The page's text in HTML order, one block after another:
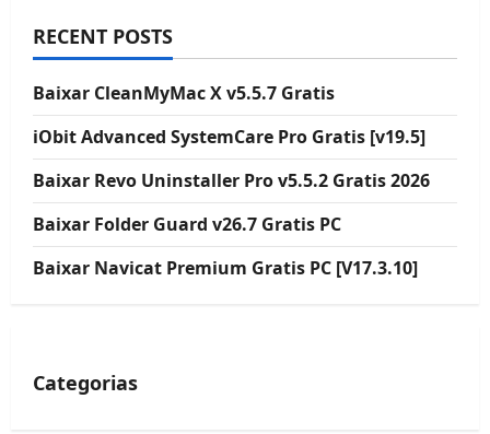
RECENT POSTS
Baixar CleanMyMac X v5.5.7 Gratis
iObit Advanced SystemCare Pro Gratis [v19.5]
Baixar Revo Uninstaller Pro v5.5.2 Gratis 2026
Baixar Folder Guard v26.7 Gratis PC
Baixar Navicat Premium Gratis PC [V17.3.10]
Categorias